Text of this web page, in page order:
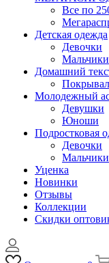
Все по
Детская одежда
Девочки
Мальчики
Домашний
Молодежный
Девушки
Юноши
Подростковая
Девочки
Мальчики
Уценка
Новинки
Отзывы
Коллекции
Скидки